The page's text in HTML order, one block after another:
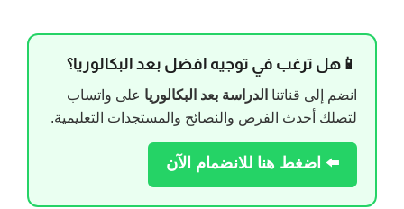
📱هل ترغب في توجيه افضل بعد البكالوريا؟
انضم إلى قناتنا الدراسة بعد البكالوريا على واتساب
لتصلك أحدث الفرص والنصائح والمستجدات التعليمية.
⬅️ اضغط هنا للانضمام الآن